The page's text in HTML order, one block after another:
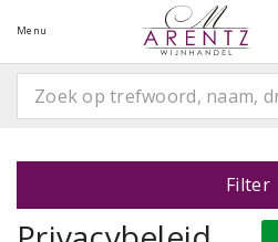
Menu
Filter